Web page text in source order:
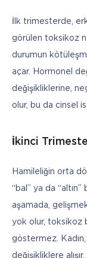
İlk trimesterde,
görülen toksikoz
durumun
açar. Hormonel
değişikliklerine,
olur, bu da cinsel
İkinci
Hamileliğin orta
“bal” ya da
aşamada,
yok olur, toksikoz
göstermez.
değişikliklere